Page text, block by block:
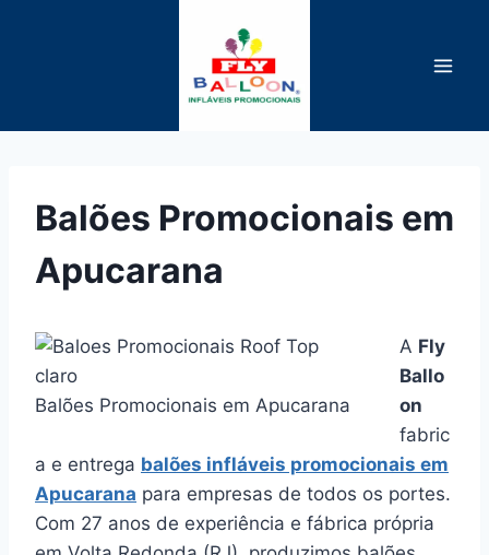
Balões Promocionais em
Apucarana
Balões Promocionais em Apucarana
A Fly
Ballo
on
fabric
a e entrega balões infláveis promocionais em
Apucarana para empresas de todos os portes.
Com 27 anos de experiência e fábrica própria